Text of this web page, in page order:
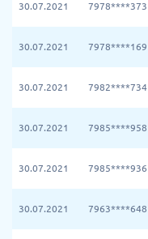
30.07.2021 7978****373
30.07.2021 7978****169
30.07.2021 7982****734
30.07.2021 7985****958
30.07.2021 7985****936
30.07.2021 7963****648